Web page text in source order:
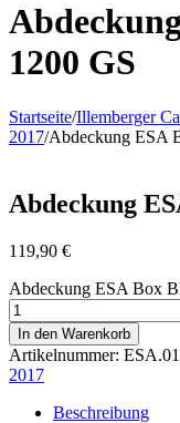
1200 GS
Startseite/Illemberger
2017/Abdeckung ESA
Abdeckung
119,90 €
Abdeckung ESA Box
In den Warenkorb
Artikelnummer:
2017
Beschreibung